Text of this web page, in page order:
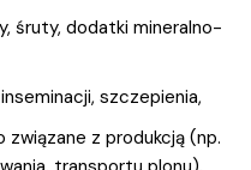
śruty, dodatki mineralno-
szczepienia,
związane z produkcją (np.